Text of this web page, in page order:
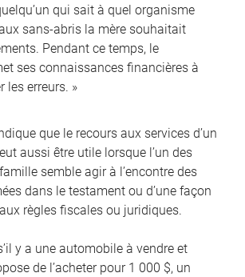
qui sait à quel organisme
sans-abris la mère souhaitait
Pendant ce temps, le
ses connaissances financières à
les erreurs. »
que le recours aux services d’un
aussi être utile lorsque l’un des
semble agir à l’encontre des
dans le testament ou d’une façon
règles fiscales ou juridiques.
y a une automobile à vendre et
de l’acheter pour 1 000 $, un